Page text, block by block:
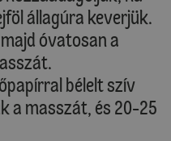
állagúra keverjük.
óvatosan a
bélelt szív
a masszát, és 20-25